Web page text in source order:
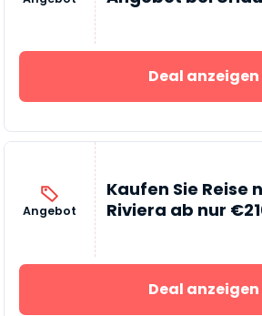
Deal anzeigen
Angebot
Kaufen Sie Reise
Riviera ab nur
Deal anzeigen